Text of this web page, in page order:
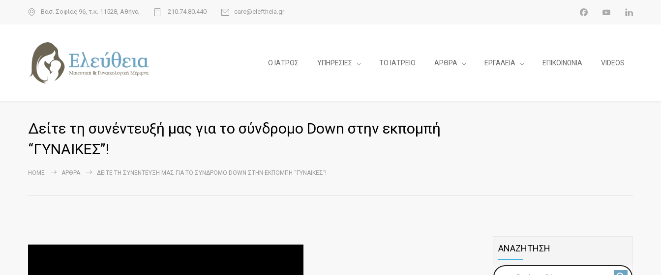
Βασ. Σοφίας 96, τ.κ. 11528, Αθήνα 210.74.80.440 care@eleftheia.gr
Ο ΙΑΤΡΟΣ ΥΠΗΡΕΣΙΕΣ ΤΟ ΙΑΤΡΕΙΟ ΑΡΘΡΑ ΕΡΓΑΛΕΙΑ ΕΠΙΚΟΙΝΩΝΙΑ VIDEOS
Δείτε τη συνέντευξή μας για το σύνδρομο Down στην εκπομπή
“ΓΥΝΑΙΚΕΣ”!
HOME ΆΡΘΡΑ ΔΕΊΤΕ ΤΗ ΣΥΝΈΝΤΕΥΞΉ ΜΑΣ ΓΙΑ ΤΟ ΣΎΝΔΡΟΜΟ DOWN ΣΤΗΝ ΕΚΠΟΜΠΉ “ΓΥΝΑΙΚΕΣ”!
ΑΝΑΖΗΤΗΣΗ